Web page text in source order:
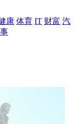
康 体育 IT 财富 汽